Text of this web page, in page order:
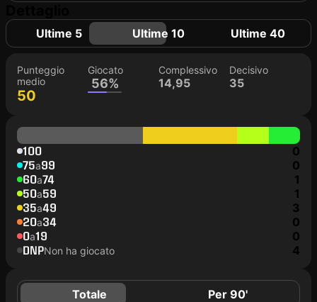
Ultime 5 Ultime 10 Ultime 40
Punteggio
medio
50
Giocato
56%
Complessivo
14,95
Decisivo
35
100 0
75a99 0
60a74 1
50a59 1
35a49 3
20a34 0
0a19 0
DNPNon ha giocato 4
Totale Per 90'